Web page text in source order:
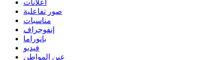
اعلانات
صور تفاعلية
مناسبات
إنفوجراف
بانوراما
فيديو
عين المواطن